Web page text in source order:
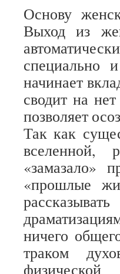
Основу
Выход из
специально
начинает
сводит на
позволяет
Так как
вселенной,
«замазало»
«прошлые
ничего
траком